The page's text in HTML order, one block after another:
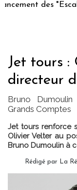
des "Escales
Jet tours :
directeur
Bruno
Grands Comptes
Jet tours renforce
Olivier Velter au
Bruno Dumoulin à
Rédigé par La